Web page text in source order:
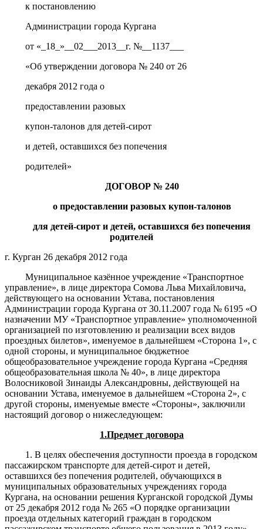
к постановлению
Администрации города Кургана
от «_18_»__02___2013__г. №__1137___
«Об утверждении договора № 240 от 26
декабря 2012 года о
предоставлении разовых
купон-талонов для детей-сирот
и детей, оставшихся без попечения
родителей»
ДОГОВОР № 240
о предоставлении разовых купон-талонов
для детей-сирот и детей, оставшихся без попечения
родителей
г. Курган 26 декабря 2012 года
Муниципальное казённое учреждение «Транспортное
управление», в лице директора Сомова Льва Михайловича,
действующего на основании Устава, постановления
Администрации города Кургана от 30.11.2007 года № 6195 «О
назначении МУ «Транспортное управление» уполномоченной
организацией по изготовлению и реализации всех видов
проездных билетов», именуемое в дальнейшем «Сторона 1», с
одной стороны, и муниципальное бюджетное
общеобразовательное учреждение города Кургана «Средняя
общеобразовательная школа № 40», в лице директора
Волосниковой Зинаиды Александровны, действующей на
основании Устава, именуемое в дальнейшем «Сторона 2», с
другой стороны, именуемые вместе «Стороны», заключили
настоящий договор о нижеследующем:
1.Предмет договора
1. В целях обеспечения доступности проезда в городском
пассажирском транспорте для детей-сирот и детей,
оставшихся без попечения родителей, обучающихся в
муниципальных образовательных учреждениях города
Кургана, на основании решения Курганской городской Думы
от 25 декабря 2012 года № 265 «О порядке организации
проезда отдельных категорий граждан в городском